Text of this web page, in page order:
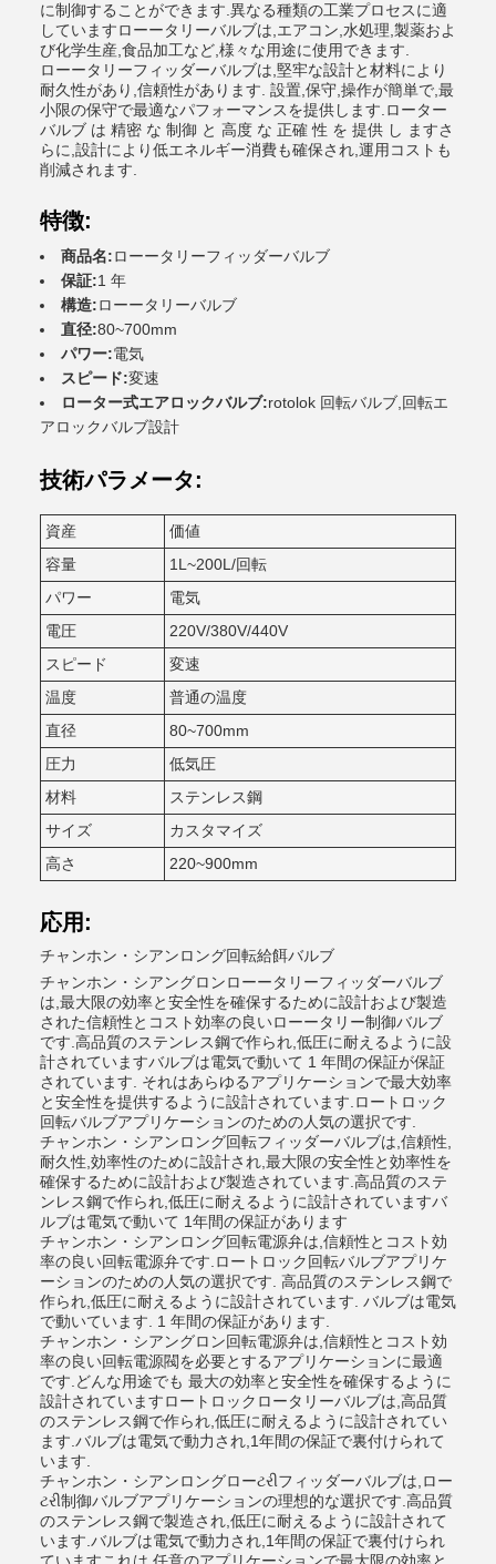
に制御することができます.異なる種類の工業プロセスに適
していますローータリーバルブは,エアコン,水処理,製薬およ
び化学生産,食品加工など,様々な用途に使用できます.
ローータリーフィッダーバルブは,堅牢な設計と材料により
耐久性があり,信頼性があります. 設置,保守,操作が簡単で,最
小限の保守で最適なパフォーマンスを提供します.ローター
バルブ は 精密 な 制御 と 高度 な 正確 性 を 提供 し ますさ
らに,設計により低エネルギー消費も確保され,運用コストも
削減されます.
特徴:
商品名:ローータリーフィッダーバルブ
保証:1 年
構造:ローータリーバルブ
直径:80~700mm
パワー:電気
スピード:変速
ローター式エアロックバルブ:rotolok 回転バルブ,回転エ
アロックバルブ設計
技術パラメータ:
資産
価値
容量
1L~200L/回転
パワー
電気
電圧
220V/380V/440V
スピード
変速
温度
普通の温度
直径
80~700mm
圧力
低気圧
材料
ステンレス鋼
サイズ
カスタマイズ
高さ
220~900mm
応用:
チャンホン・シアンロング回転給餌バルブ
チャンホン・シアングロンローータリーフィッダーバルブ
は,最大限の効率と安全性を確保するために設計および製造
された信頼性とコスト効率の良いローータリー制御バルブ
です.高品質のステンレス鋼で作られ,低圧に耐えるように設
計されていますバルブは電気で動いて 1 年間の保証が保証
されています. それはあらゆるアプリケーションで最大効率
と安全性を提供するように設計されています.ロートロック
回転バルブアプリケーションのための人気の選択です.
チャンホン・シアンロング回転フィッダーバルブは,信頼性,
耐久性,効率性のために設計され,最大限の安全性と効率性を
確保するために設計および製造されています.高品質のステ
ンレス鋼で作られ,低圧に耐えるように設計されていますバ
ルブは電気で動いて 1年間の保証があります
チャンホン・シアンロング回転電源弁は,信頼性とコスト効
率の良い回転電源弁です.ロートロック回転バルブアプリケ
ーションのための人気の選択です. 高品質のステンレス鋼で
作られ,低圧に耐えるように設計されています. バルブは電気
で動いています. 1 年間の保証があります.
チャンホン・シアングロン回転電源弁は,信頼性とコスト効
率の良い回転電源閥を必要とするアプリケーションに最適
です.どんな用途でも 最大の効率と安全性を確保するように
設計されていますロートロックロータリーバルブは,高品質
のステンレス鋼で作られ,低圧に耐えるように設計されてい
ます.バルブは電気で動力され,1年間の保証で裏付けられて
います.
チャンホン・シアンロングローટરીフィッダーバルブは,ロー
ટરી制御バルブアプリケーションの理想的な選択です.高品質
のステンレス鋼で製造され,低圧に耐えるように設計されて
います.バルブは電気で動力され,1年間の保証で裏付けられ